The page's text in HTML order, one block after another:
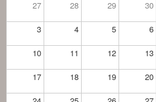
27 28 29 30
3 4 5 6
10 11 12 13
17 18 19 20